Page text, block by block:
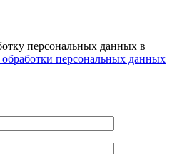
персональных данных в
персональных данных